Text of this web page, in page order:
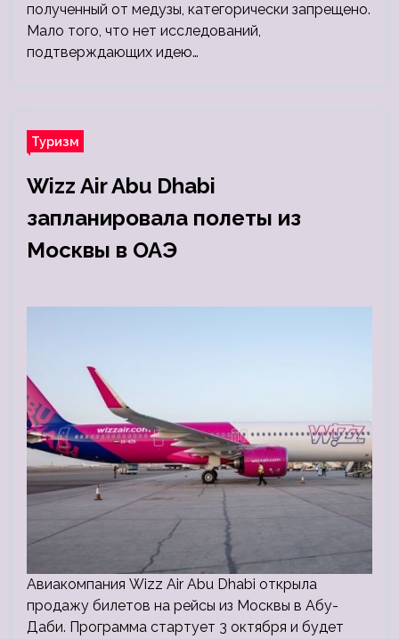
полученный от медузы, категорически запрещено.
Мало того, что нет исследований,
подтверждающих идею…
Туризм
Wizz Air Abu Dhabi
запланировала полеты из
Москвы в ОАЭ
Авиакомпания Wizz Air Abu Dhabi открыла
продажу билетов на рейсы из Москвы в Абу-
Даби. Программа стартует 3 октября и будет